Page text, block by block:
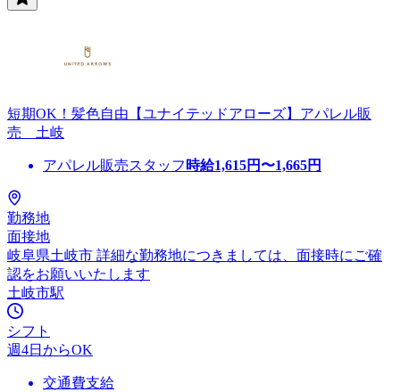
短期OK！髪色自由【ユナイテッドアローズ】アパレル販
売 土岐
アパレル販売スタッフ 時給1,615円〜1,665円
勤務地
面接地
岐阜県土岐市 詳細な勤務地につきましては、面接時にご確
認をお願いいたします
土岐市駅
シフト
週4日からOK
交通費支給